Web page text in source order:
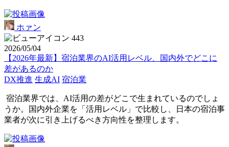
ホァン
443
2026/05/04
【2026年最新】宿泊業界のAI活用レベル、国内外でどこに
差があるのか
DX推進 生成AI 宿泊業
宿泊業界では、AI活用の差がどこで生まれているのでしょ
うか。国内外企業を「活用レベル」で比較し、日本の宿泊事
業者が次に引き上げるべき方向性を整理します。